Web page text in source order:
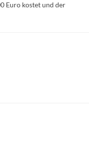
Euro kostet und der